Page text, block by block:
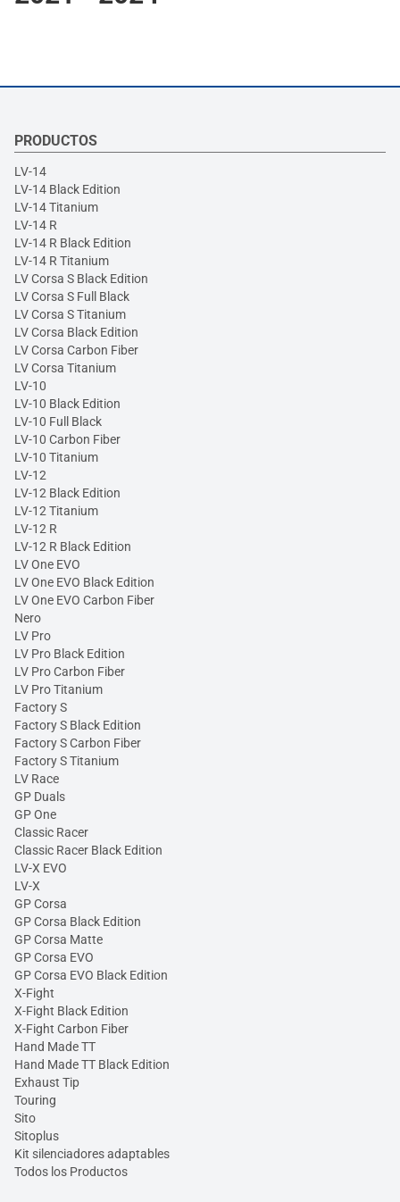
PRODUCTOS
LV-14
LV-14 Black Edition
LV-14 Titanium
LV-14 R
LV-14 R Black Edition
LV-14 R Titanium
LV Corsa S Black Edition
LV Corsa S Full Black
LV Corsa S Titanium
LV Corsa Black Edition
LV Corsa Carbon Fiber
LV Corsa Titanium
LV-10
LV-10 Black Edition
LV-10 Full Black
LV-10 Carbon Fiber
LV-10 Titanium
LV-12
LV-12 Black Edition
LV-12 Titanium
LV-12 R
LV-12 R Black Edition
LV One EVO
LV One EVO Black Edition
LV One EVO Carbon Fiber
Nero
LV Pro
LV Pro Black Edition
LV Pro Carbon Fiber
LV Pro Titanium
Factory S
Factory S Black Edition
Factory S Carbon Fiber
Factory S Titanium
LV Race
GP Duals
GP One
Classic Racer
Classic Racer Black Edition
LV-X EVO
LV-X
GP Corsa
GP Corsa Black Edition
GP Corsa Matte
GP Corsa EVO
GP Corsa EVO Black Edition
X-Fight
X-Fight Black Edition
X-Fight Carbon Fiber
Hand Made TT
Hand Made TT Black Edition
Exhaust Tip
Touring
Sito
Sitoplus
Kit silenciadores adaptables
Todos los Productos